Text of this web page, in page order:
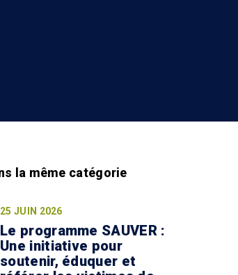
25 JUIN 2026
Le programme SAUVER :
Une initiative pour
soutenir, éduquer et